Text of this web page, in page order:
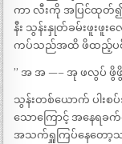
ကာ လီးကို အပြင်ထုတ်
နီး သွန်းနှုတ်ခမ်းဖူးဖူး
ကပ်သည်အထိ ဖိထည့်ပ
” အ အ —– အု ဖလွပ် ဖွိဖွိ
သွန်းတစ်ယောက် ပါး
သောကြောင့် အနေရခ
အသက်ရှူကြပ်နေတော့သ